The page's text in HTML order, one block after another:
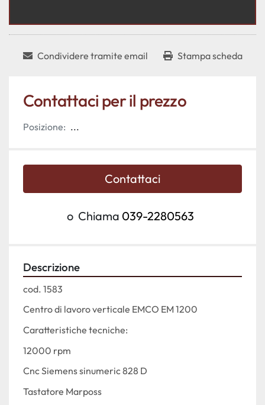
Condividere tramite email Stampa scheda
Contattaci per il prezzo
Posizione: ...
Contattaci
o Chiama 039-2280563
Descrizione
cod. 1583
Centro di lavoro verticale EMCO EM 1200
Caratteristiche tecniche:
12000 rpm
Cnc Siemens sinumeric 828 D
Tastatore Marposs